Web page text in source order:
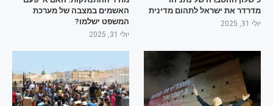
מדרדר את ישראל לתהום מדינית
יולי 31, 2025
האשמים במצבה של מערכת
המשפט ישלמו?
יולי 31, 2025